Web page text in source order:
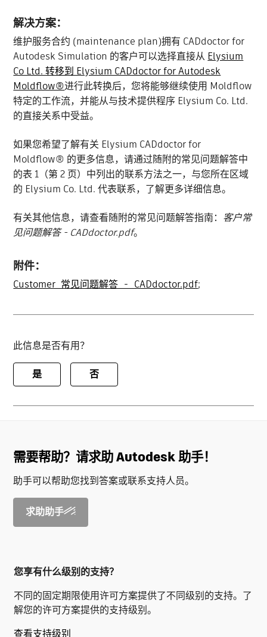
解决方案：
维护服务合约 (maintenance plan)拥有 CADdoctor for
Autodesk Simulation 的客户可以选择直接从 Elysium
Co Ltd. 转移到 Elysium CADdoctor for Autodesk
Moldflow®进行此转换后，您将能够继续使用 Moldflow
特定的工作流，并能从与技术提供程序 Elysium Co. Ltd.
的直接关系中受益。
如果您希望了解有关 Elysium CADdoctor for
Moldflow® 的更多信息，请通过随附的常见问题解答中
的表 1（第 2 页）中列出的联系方法之一，与您所在区域
的 Elysium Co. Ltd. 代表联系，了解更多详细信息。
有关其他信息，请查看随附的常见问题解答指南： 客户常
见问题解答 - CADdoctor.pdf。
附件：
Customer_常见问题解答_-_CADdoctor.pdf;
此信息是否有用？
是 否
需要帮助？请求助 Autodesk 助手！
助手可以帮助您找到答案或联系支持人员。
求助助手
您享有什么级别的支持？
不同的固定期限使用许可方案提供了不同级别的支持。了
解您的许可方案提供的支持级别。
查看支持级别